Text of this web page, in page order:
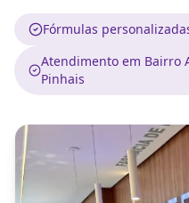
Fórmulas
Atendimento em Bairro
Pinhais